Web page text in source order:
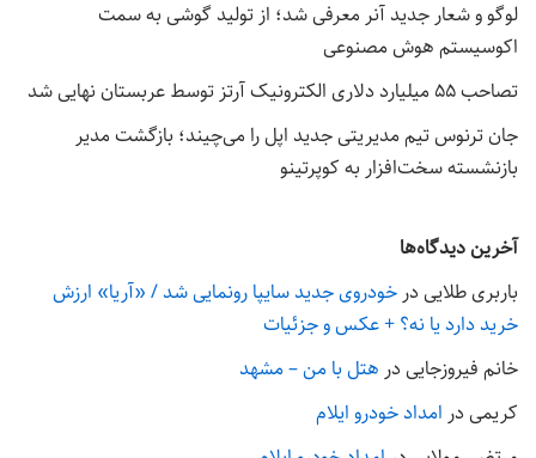
لوگو و شعار جدید آنر معرفی شد؛ از تولید گوشی به سمت
اکوسیستم هوش مصنوعی
تصاحب ۵۵ میلیارد دلاری الکترونیک آرتز توسط عربستان نهایی شد
جان ترنوس تیم مدیریتی جدید اپل را می‌چیند؛ بازگشت مدیر
بازنشسته سخت‌افزار به کوپرتینو
آخرین دیدگاه‌ها
باربری طلایی در خودروی جدید سایپا رونمایی شد / «آریا» ارزش
خرید دارد یا نه؟ + عکس و جزئیات
خانم فیروزجایی در هتل با من – مشهد
کریمی در امداد خودرو ایلام